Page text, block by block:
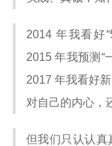
2014 年我看好
2015 年我预测“
2017 年我看好
对自己的内心，
但我们只认认真